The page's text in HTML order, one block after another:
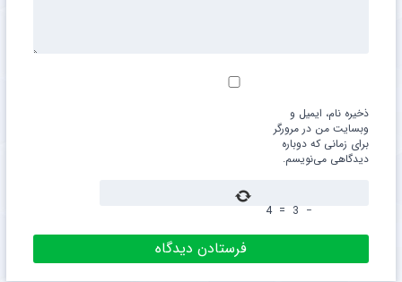
ذخیره نام، ایمیل و
وبسایت من در مرورگر
برای زمانی که دوباره
دیدگاهی می‌نویسم.
−
3
=
4